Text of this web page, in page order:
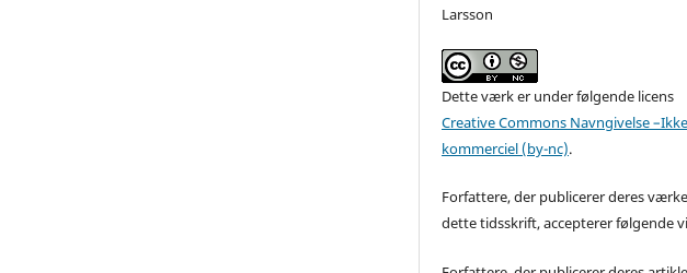
Larsson
Dette værk er under følgende licens
Creative Commons Navngivelse
kommerciel (by-nc).
Forfattere, der publicerer deres
dette tidsskrift, accepterer følgende